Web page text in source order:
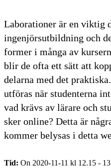
Laborationer är en viktig
ingenjörsutbildning och
former i många av
blir de ofta ett sätt att
delarna med det
utföras när studenterna
vad krävs av lärare och
sker online? Detta är
kommer belysas i detta
Tid: On 2020-11-11 kl 12.15 -